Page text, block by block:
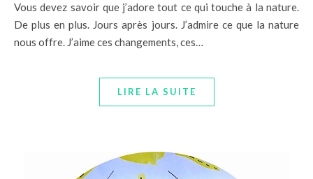
Vous devez savoir que j’adore tout ce qui touche à la nature.
De plus en plus. Jours après jours. J’admire ce que la nature
nous offre. J’aime ces changements, ces…
LIRE LA SUITE